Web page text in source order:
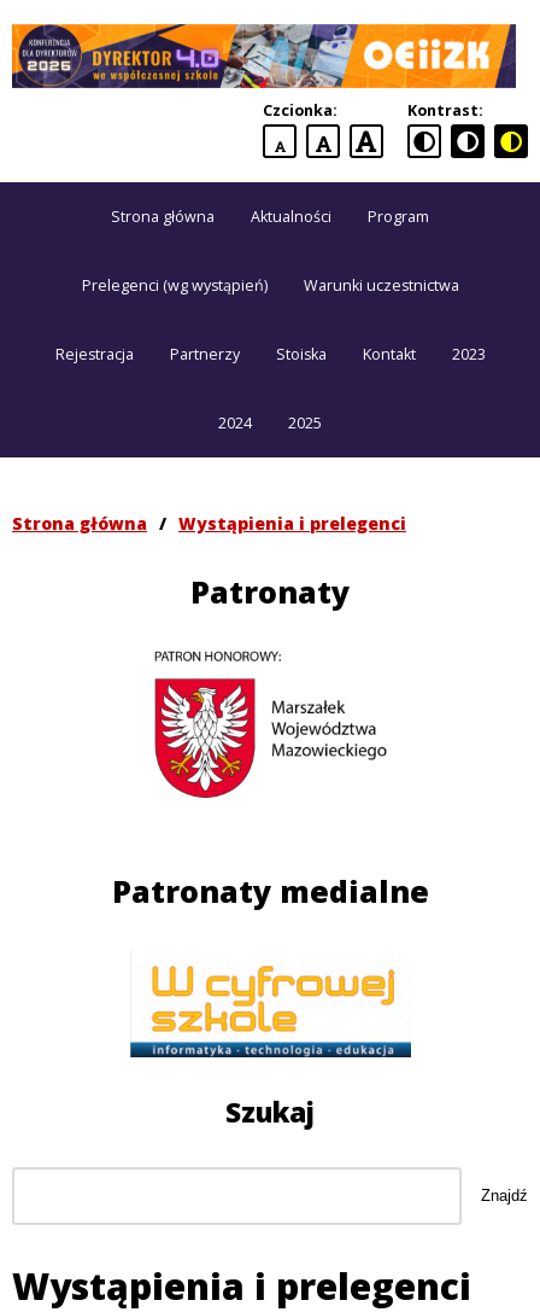
Dyrektor
Czcionka:
domyślnawiększa
czcionka
największa
Kontrast:
Strona główna Aktualności Program
Prelegenci (wg wystąpień) Warunki uczestnictwa
Rejestracja Partnerzy Stoiska Kontakt 2023
2024 2025
Strona główna / Wystąpienia i prelegenci
Patronaty
Patronaty medialne
Szukaj
Szukaj
Znajdź
Wystąpienia i prelegenci